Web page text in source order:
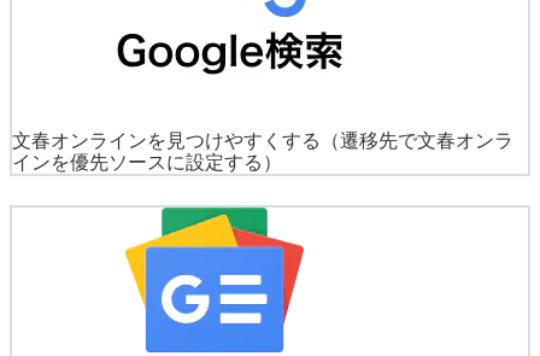
文春オンラインを見つけやすくする
（遷移先で文春オンラ
インを優先ソースに設定する）